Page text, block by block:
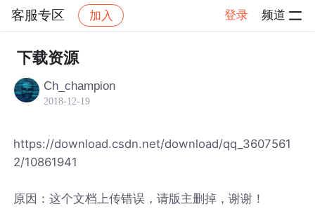
客服专区 加入 登录 频道
社区 客服专区
下载资源
Ch_champion
2018-12-19
https://download.csdn.net/download/qq_3607561
2/10861941
原因：这个文档上传错误，请版主删掉，谢谢！